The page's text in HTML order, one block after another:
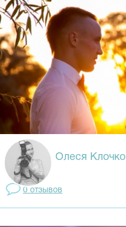
Олеся Клочко
0 отзывов